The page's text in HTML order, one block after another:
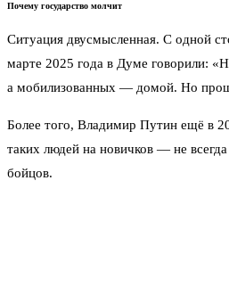
Почему государство молчит
Ситуация двусмысленная. С одной
марте 2025 года в Думе говорили:
а мобилизованных — домой. Но
Более того, Владимир Путин ещё в
таких людей на новичков — не
бойцов.